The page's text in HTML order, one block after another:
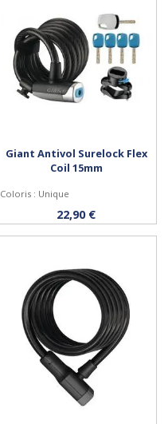
Acheter
Giant Antivol Surelock Flex
Coil 15mm
Coloris : Unique
22,90 €